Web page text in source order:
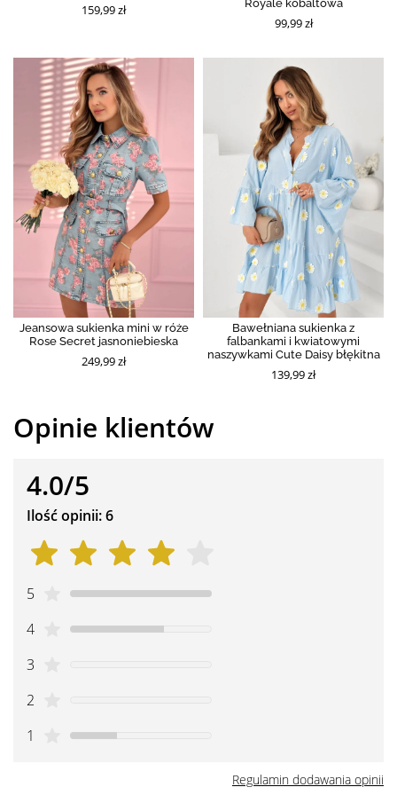
159,99 zł Royale kobaltowa
99,99 zł
Jeansowa sukienka mini w róże
Rose Secret jasnoniebieska
249,99 zł
Bawełniana sukienka z
falbankami i kwiatowymi
naszywkami Cute Daisy błękitna
139,99 zł
Opinie klientów
4.0/5
Ilość opinii: 6
5
4
3
2
1
Regulamin dodawania opinii